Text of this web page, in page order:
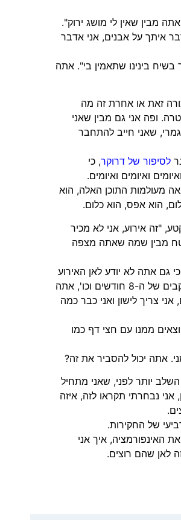
מבין שאין לי מושג ירוק".
איתך על אבנים, אני אדבר
בינינו שתאמין בי". אתה
זאת או אחרת זה מה
ופה אני גם מבין שאני
שאני חייב להתחבר
לסיפור של דרוקר, כי
ואיומים ואיומים.
מעולמות התוכן האלה, הוא
הוא אפס, הוא כלום.
"זה אירוע, אני לא מכיר
מבין שמה שאתה מצפה
גם אתה לא יודע לאן האירוע
מגיע, גם אתה לא יודע ברגע זה לאן האירוע מגיע, עם כל המעקבים של ה-8 חודשים וכו', אתה
צריך לישון ואני כבר כמה
ממנו עם חצי דף כמו
אתה יכול להסביר את זה?
השלב יותר לפני, שאני מתחיל
נבחרתי תקראו לזה, איזה
של החקירות.
האינפורמציה, איך אני
לאן שהם רוצים.